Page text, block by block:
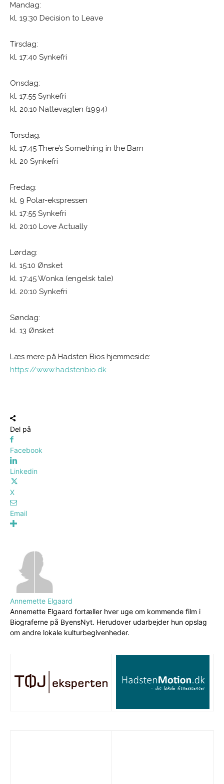
Mandag:
kl. 19:30 Decision to Leave
Tirsdag:
kl. 17:40 Synkefri
Onsdag:
kl. 17:55 Synkefri
kl. 20:10 Nattevagten (1994)
Torsdag:
kl. 17:45 There’s Something in the Barn
kl. 20 Synkefri
Fredag:
kl. 9 Polar-ekspressen
kl. 17:55 Synkefri
kl. 20:10 Love Actually
Lørdag:
kl. 15:10 Ønsket
kl. 17:45 Wonka (engelsk tale)
kl. 20:10 Synkefri
Søndag:
kl. 13 Ønsket
Læs mere på Hadsten Bios hjemmeside:
https://www.hadstenbio.dk
Del på
Facebook
Linkedin
X
Email
Annemette Elgaard
Annemette Elgaard fortæller hver uge om kommende film i
Biograferne på ByensNyt. Herudover udarbejder hun opslag
om andre lokale kulturbegivenheder.